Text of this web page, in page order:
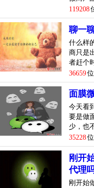
119208
聊一
什么样
商只是
者赶个
36659
面膜
今天看
要是做
少，也
35228
刚开
代理
刚开始